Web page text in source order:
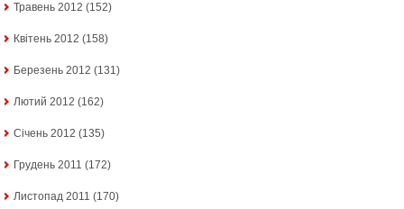
Травень 2012 (152)
Квітень 2012 (158)
Березень 2012 (131)
Лютий 2012 (162)
Січень 2012 (135)
Грудень 2011 (172)
Листопад 2011 (170)